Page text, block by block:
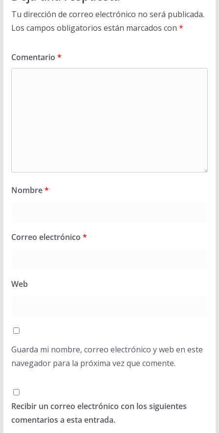
Tu dirección de correo electrónico no será publicada.
Los campos obligatorios están marcados con *
Comentario *
Nombre*
Correo electrónico *
Web
Guarda mi nombre, correo electrónico y web en este
navegador para la próxima vez que comente.
Recibir un correo electrónico con los siguientes
comentarios a esta entrada.